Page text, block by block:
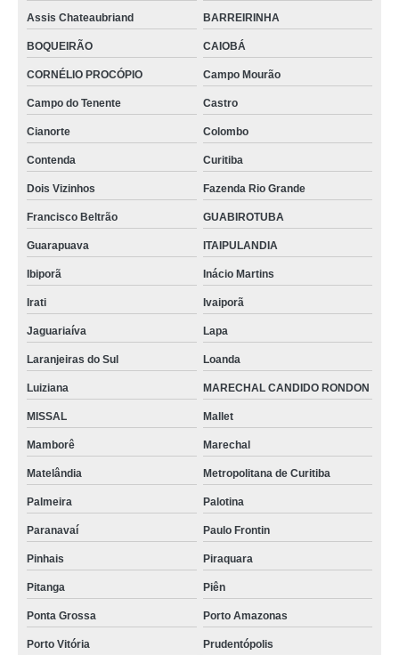
Assis Chateaubriand BARREIRINHA
BOQUEIRÃO CAIOBÁ
CORNÉLIO PROCÓPIO Campo Mourão
Campo do Tenente Castro
Cianorte Colombo
Contenda Curitiba
Dois Vizinhos Fazenda Rio Grande
Francisco Beltrão GUABIROTUBA
Guarapuava ITAIPULANDIA
Ibiporã Inácio Martins
Irati Ivaiporã
Jaguariaíva Lapa
Laranjeiras do Sul Loanda
Luiziana MARECHAL CANDIDO RONDON
MISSAL Mallet
Mamborê Marechal
Matelândia Metropolitana de Curitiba
Palmeira Palotina
Paranavaí Paulo Frontin
Pinhais Piraquara
Pitanga Piên
Ponta Grossa Porto Amazonas
Porto Vitória Prudentópolis